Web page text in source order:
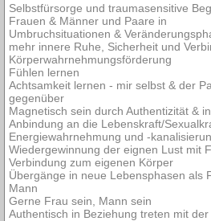
Selbstfürsorge und traumasensitive
Frauen & Männer und Paare in
Umbruchsituationen &
mehr innere Ruhe, Sicherheit und
Körperwahrnehmungsförderung
Fühlen lernen
Achtsamkeit lernen - mir selbst & der
gegenüber
Magnetisch sein durch Authentizität &
Anbindung an die Lebenskraft/
Energiewahrnehmung und -
Wiedergewinnung der eignen Lust mit
Verbindung zum eigenen Körper
Übergänge in neue Lebensphasen als
Mann
Gerne Frau sein, Mann sein
Authentisch in Beziehung treten mit